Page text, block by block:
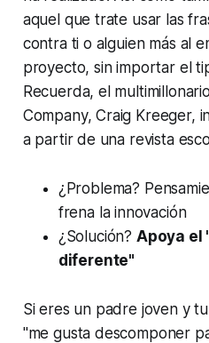
aquel que trate usar las
contra ti o alguien más al
proyecto, sin importar el
Recuerda, el
Company, Craig Kreeger,
a partir de una revista
¿Problema?
frena la innovación
¿Solución? Apoya el
diferente"
Si eres un padre joven y
"me gusta descomponer